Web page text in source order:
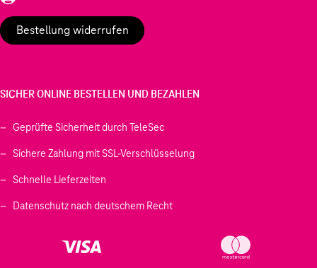
Bestellung widerrufen
SICHER ONLINE BESTELLEN UND BEZAHLEN
Geprüfte Sicherheit durch TeleSec
Sichere Zahlung mit SSL-Verschlüsselung
Schnelle Lieferzeiten
Datenschutz nach deutschem Recht